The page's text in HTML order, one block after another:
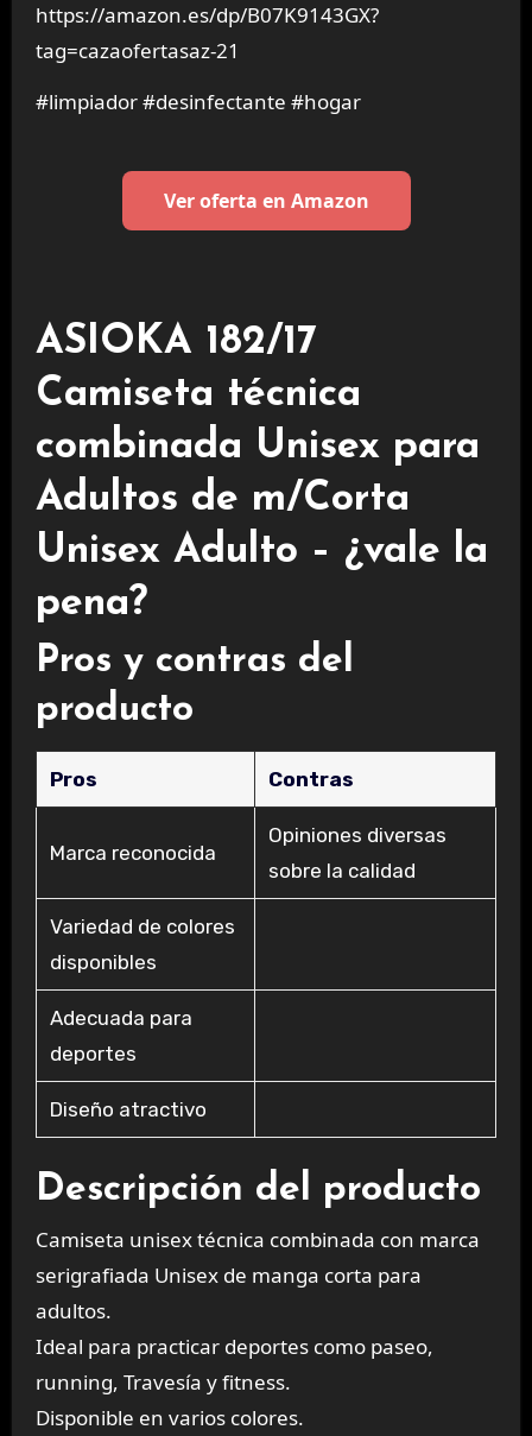
https://amazon.es/dp/B07K9143GX?
tag=cazaofertasaz-21
#limpiador #desinfectante #hogar
Ver oferta en Amazon
ASIOKA 182/17
Camiseta técnica
combinada Unisex para
Adultos de m/Corta
Unisex Adulto – ¿vale la
pena?
Pros y contras del
producto
Pros Contras
Marca reconocida
Opiniones diversas
sobre la calidad
Variedad de colores
disponibles
Adecuada para
deportes
Diseño atractivo
Descripción del producto
Camiseta unisex técnica combinada con marca
serigrafiada Unisex de manga corta para
adultos.
Ideal para practicar deportes como paseo,
running, Travesía y fitness.
Disponible en varios colores.